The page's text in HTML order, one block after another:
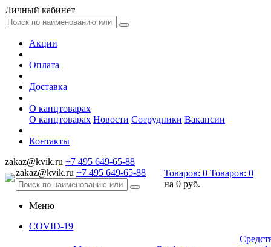
Личный кабинет
Акции
Оплата
Доставка
О канцтоварах
О канцтоварах Новости Сотрудники Вакансии
Контакты
zakaz@kvik.ru +7 495 649-65-88
zakaz@kvik.ru +7 495 649-65-88 Товаров: 0 Товаров: 0
на 0 руб.
Меню
COVID-19